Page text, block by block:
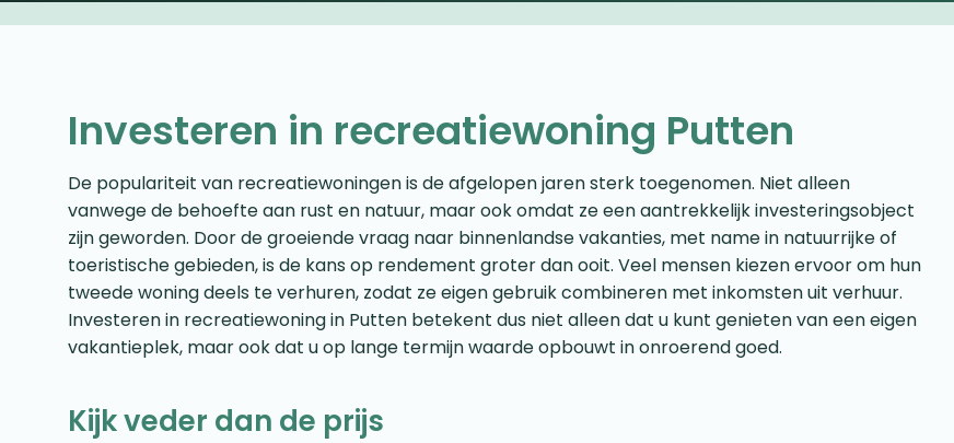
Investeren in recreatiewoning Putten
De populariteit van recreatiewoningen is de afgelopen jaren sterk toegenomen. Niet alleen
vanwege de behoefte aan rust en natuur, maar ook omdat ze een aantrekkelijk investeringsobject
zijn geworden. Door de groeiende vraag naar binnenlandse vakanties, met name in natuurrijke of
toeristische gebieden, is de kans op rendement groter dan ooit. Veel mensen kiezen ervoor om hun
tweede woning deels te verhuren, zodat ze eigen gebruik combineren met inkomsten uit verhuur.
Investeren in recreatiewoning in Putten betekent dus niet alleen dat u kunt genieten van een eigen
vakantieplek, maar ook dat u op lange termijn waarde opbouwt in onroerend goed.
Kijk veder dan de prijs